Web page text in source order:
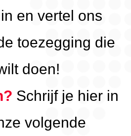
en vertel ons
toezegging die
doen!
Schrijf je hier in
volgende